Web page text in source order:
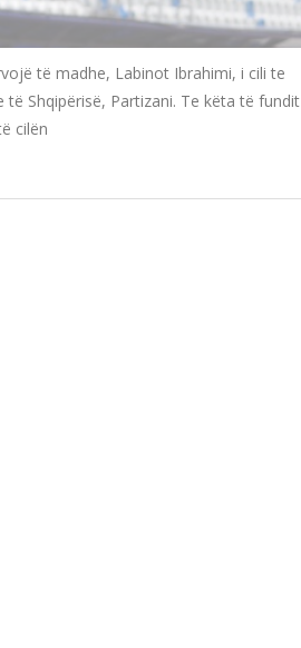
të madhe, Labinot Ibrahimi, i cili te
Shqipërisë, Partizani. Te këta të fundit
cilën